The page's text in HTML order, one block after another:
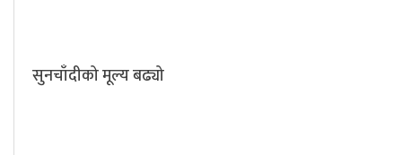
सुनचाँदीको मूल्य बढ्यो